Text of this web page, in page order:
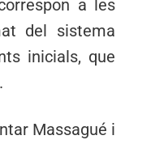
a les
del sistema
inicials, que
Massagué i